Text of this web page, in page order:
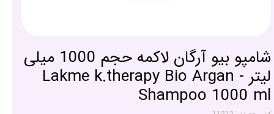
شامپو بیو آرگان لاکمه حجم 1000 میلی
لیتر - Lakme k.therapy Bio Argan
Shampoo 1000 ml